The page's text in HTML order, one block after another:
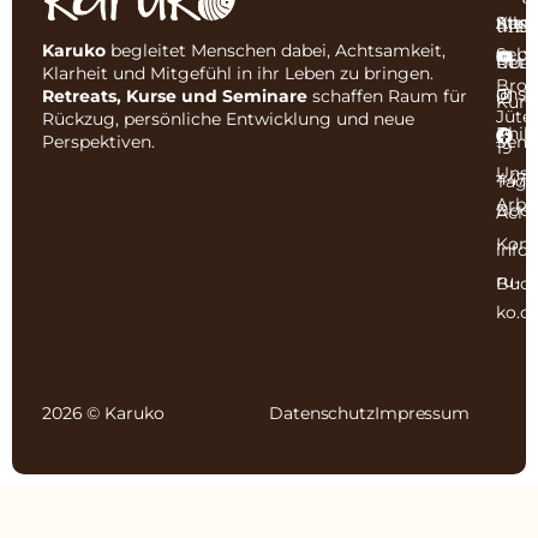
Karukobegleitet Menschen dabei, Achtsamkeit,
Klarheit und Mitgefühl in ihr Leben zu bringen.
Retreats, Kurse und Seminareschaffen Raum für
Rückzug, persönliche Entwicklung und neue
Perspektiven.
19
ru-
Über
uns
uns
2026 © Karuko DatenschutzImpressum